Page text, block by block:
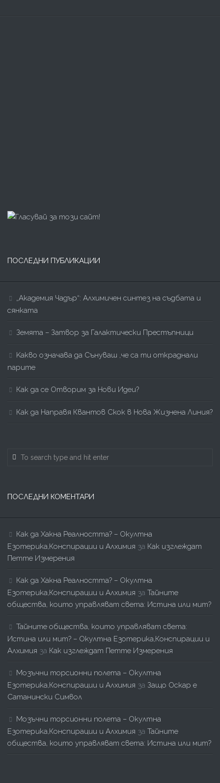
ПОСЛЕДНИ ПУБЛИКАЦИИ
„Академия Чадър“: Алхимичен синтез на съдбата и
сянката
Земята – Затвор за Галактически Престъпници
Kакво означава да Сънуваш ,че са ти откраднали
парите
Как да се Отворим за Нови Идеи?
Как да Направя Квантов Скок в Нова Жизнена Линия?
ПОСЛЕДНИ КОМЕНТАРИ
Как да Хакна Реалността? – Окултна
Езотерика,Конспирации и Алхимия за Как изглеждат
Петте Измерения
Как да Хакна Реалността? – Окултна
Езотерика,Конспирации и Алхимия за Тайните
общества, които управляват света: Истина или мит?
Тайните общества, които управляват света:
Истина или мит? – Окултна Езотерика,Конспирации и
Алхимия за Как изглеждат Петте Измерения
Мозъчни торсионни полета – Окултна
Езотерика,Конспирации и Алхимия за Защо Оскар е
Сатанински Символ
Мозъчни торсионни полета – Окултна
Езотерика,Конспирации и Алхимия за Тайните
общества, които управляват света: Истина или мит?